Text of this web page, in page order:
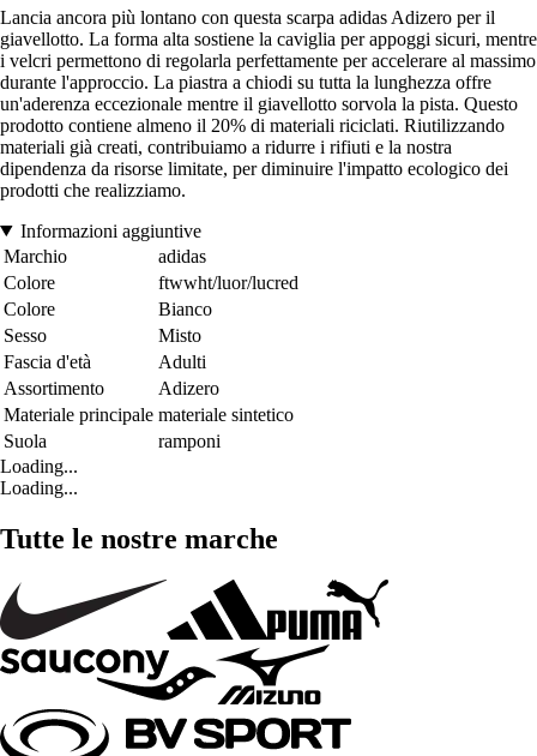
Lancia ancora più lontano con questa scarpa adidas Adizero per il
giavellotto. La forma alta sostiene la caviglia per appoggi sicuri, mentre
i velcri permettono di regolarla perfettamente per accelerare al massimo
durante l'approccio. La piastra a chiodi su tutta la lunghezza offre
un'aderenza eccezionale mentre il giavellotto sorvola la pista. Questo
prodotto contiene almeno il 20% di materiali riciclati. Riutilizzando
materiali già creati, contribuiamo a ridurre i rifiuti e la nostra
dipendenza da risorse limitate, per diminuire l'impatto ecologico dei
prodotti che realizziamo.
Informazioni aggiuntive
Marchio
adidas
Colore
ftwwht/luor/lucred
Colore
Bianco
Sesso
Misto
Fascia d'età
Adulti
Assortimento
Adizero
Materiale principale materiale sintetico
Suola
ramponi
Loading...
Loading...
Tutte le nostre marche